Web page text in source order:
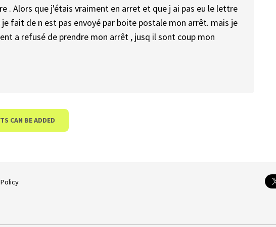
. Alors que j'étais vraiment en arret et que j ai pas eu le lettre
fait de n est pas envoyé par boite postale mon arrêt. mais je
a refusé de prendre mon arrêt , jusq il sont coup mon
CAN BE ADDED